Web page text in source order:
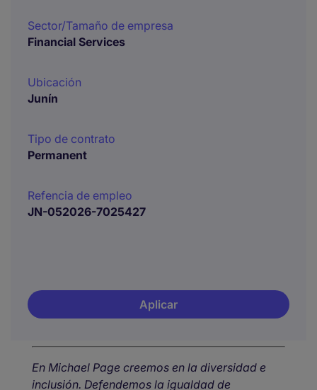
Sector/Tamaño de empresa
Financial Services
Ubicación
Junín
Tipo de contrato
Permanent
Refencia de empleo
JN-052026-7025427
Aplicar
En Michael Page creemos en la diversidad e
inclusión. Defendemos la igualdad de